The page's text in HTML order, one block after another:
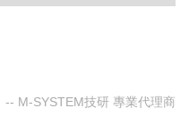
-- M-SYSTEM技研 專業代理商